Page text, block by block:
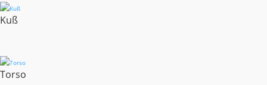
Kuß
Torso